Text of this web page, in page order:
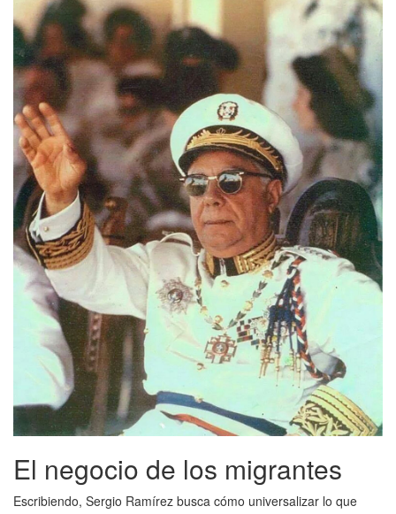
El negocio de los migrantes
Escribiendo, Sergio Ramírez busca cómo universalizar lo que